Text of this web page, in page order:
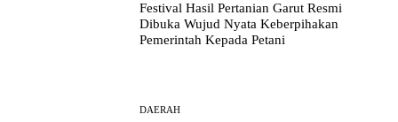
Festival Hasil Pertanian Garut Resmi
Dibuka Wujud Nyata Keberpihakan
Pemerintah Kepada Petani
DAERAH